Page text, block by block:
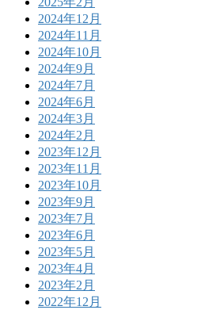
2024年12月
2024年11月
2024年10月
2024年9月
2024年7月
2024年6月
2024年3月
2024年2月
2023年12月
2023年11月
2023年10月
2023年9月
2023年7月
2023年6月
2023年5月
2023年4月
2023年2月
2022年12月